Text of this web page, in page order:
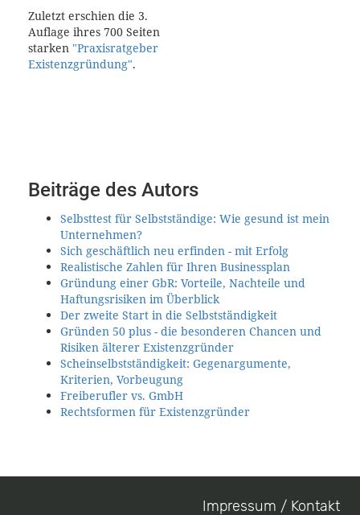
Zuletzt erschien die 3.
Auflage ihres 700 Seiten
starken "Praxisratgeber
Existenzgründung".
Beiträge des Autors
Selbsttest für Selbstständige: Wie gesund ist mein
Unternehmen?
Sich geschäftlich neu erfinden - mit Erfolg
Realistische Zahlen für Ihren Businessplan
Gründung einer GbR: Vorteile, Nachteile und
Haftungsrisiken im Überblick
Der zweite Start in die Selbstständigkeit
Gründen 50 plus - die besonderen Chancen und
Risiken älterer Existenzgründer
Scheinselbstständigkeit: Gegenargumente,
Kriterien, Vorbeugung
Freiberufler vs. GmbH
Rechtsformen für Existenzgründer
Impressum / Kontakt